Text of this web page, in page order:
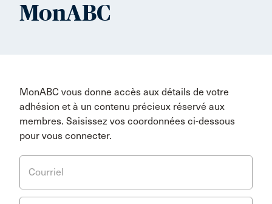
MonABC
MonABC vous donne accès aux détails de votre
adhésion et à un contenu précieux réservé aux
membres. Saisissez vos coordonnées ci-dessous
pour vous connecter.
Courriel